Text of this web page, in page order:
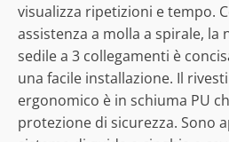
visualizza ripetizioni e tempo.
assistenza a molla a spirale, la
sedile a 3 collegamenti è
una facile installazione. Il
ergonomico è in schiuma PU
protezione di sicurezza. Sono